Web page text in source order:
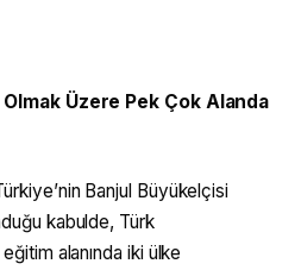
Üzere Pek Çok Alanda
Banjul Büyükelçisi
kabulde, Türk
alanında iki ülke